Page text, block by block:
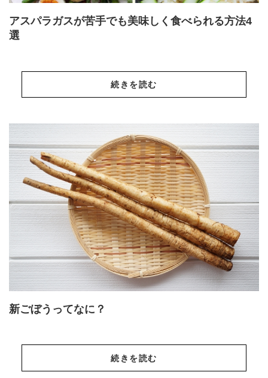
アスパラガスが苦手でも美味しく食べられる方法4
選
続きを読む
新ごぼうってなに？
続きを読む